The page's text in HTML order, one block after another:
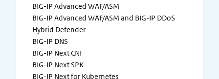
BIG-IP Advanced WAF/ASM
BIG-IP Advanced WAF/ASM and BIG-IP DDoS
Hybrid Defender
BIG-IP DNS
BIG-IP Next CNF
BIG-IP Next SPK
BIG-IP Next for Kubernetes